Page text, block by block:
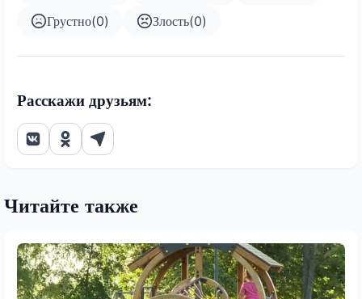
Грустно(0) Злость(0)
Расскажи друзьям:
Читайте также